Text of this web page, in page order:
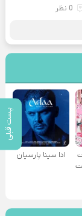
پست قبلی
0 نظر
ادا سینا پارسیان